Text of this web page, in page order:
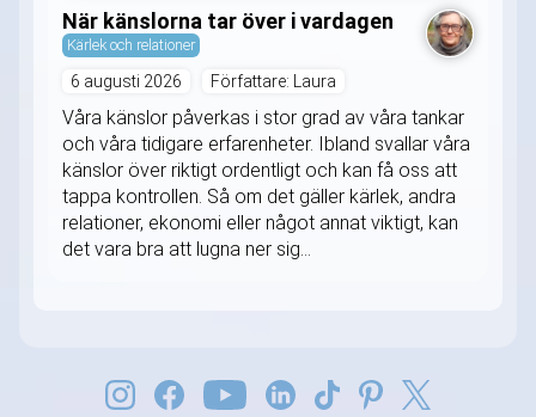
När känslorna tar över i vardagen
Kärlek och relationer
6 augusti 2026 Författare: Laura
Våra känslor påverkas i stor grad av våra tankar
och våra tidigare erfarenheter. Ibland svallar våra
känslor över riktigt ordentligt och kan få oss att
tappa kontrollen. Så om det gäller kärlek, andra
relationer, ekonomi eller något annat viktigt, kan
det vara bra att lugna ner sig...